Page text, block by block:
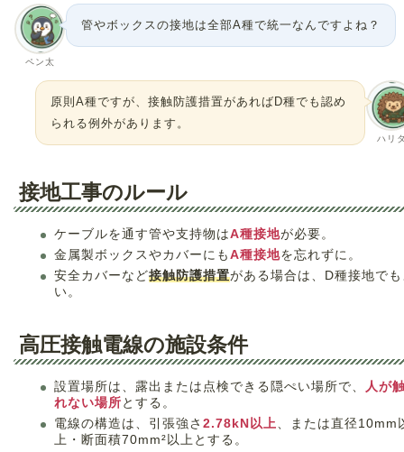
ペン太
管やボックスの接地は全部A種で統一なんですよね？
ハリ
原則A種ですが、接触防護措置があればD種でも認め
られる例外があります。
接地工事のルール
ケーブルを通す管や支持物はA種接地が必要。
金属製ボックスやカバーにも A種接地を忘れずに。
安全カバーなど接触防護措置がある場合は、D種接地で
い。
高圧接触電線の施設条件
設置場所は、露出または点検できる隠ぺい場所で、
人が
れない場所 とする。
電線の構造は、引張強さ 2.78kN以上
、または直径10mm
上・断面積70mm²以上とする。